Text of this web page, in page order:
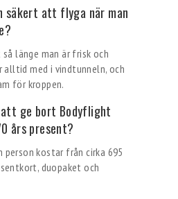
säkert att flyga när man
länge man är frisk och
alltid med i vindtunneln, och
för kroppen.
ge bort Bodyflight
års present?
kostar från cirka 695
duopaket och